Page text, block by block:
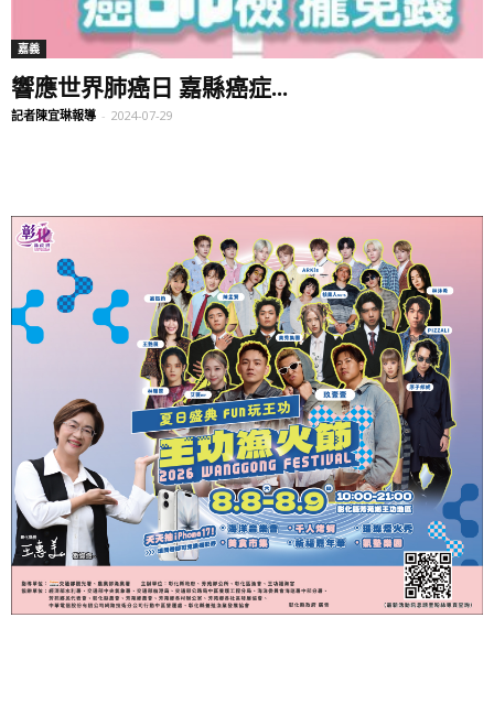
嘉義
響應世界肺癌日 嘉縣癌症...
記者陳宜琳報導 - 2024-07-29